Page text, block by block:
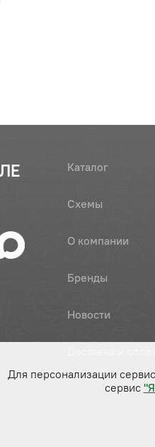
Каталог
Схемы
О компании
Бренды
Новости
Для персонализации
сервис